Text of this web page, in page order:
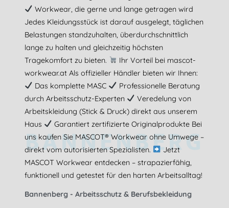
Workwear, die gerne und lange getragen wird
Jedes Kleidungsstück ist darauf ausgelegt, täglichen
Belastungen standzuhalten, überdurchschnittlich
lange zu halten und gleichzeitig höchsten
Tragekomfort zu bieten.
Ihr Vorteil bei mascot-
workwear.at Als offizieller Händler bieten wir Ihnen:
Das komplette MASC
Professionelle Beratung
durch Arbeitsschutz-Experten
Veredelung von
Arbeitskleidung (Stick & Druck) direkt aus unserem
Haus
Garantiert zertifizierte Originalprodukte Bei
uns kaufen Sie MASCOT® Workwear ohne Umwege –
direkt vom autorisierten Spezialisten.
Jetzt
MASCOT Workwear entdecken – strapazierfähig,
funktionell und getestet für den harten Arbeitsalltag!
Bannenberg - Arbeitsschutz & Berufsbekleidung
BANNENBERG